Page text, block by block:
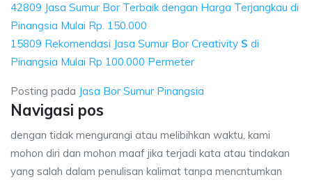
42809 Jasa Sumur Bor Terbaik dengan Harga Terjangkau di
Pinangsia Mulai Rp. 150.000
15809 Rekomendasi Jasa Sumur Bor Creativity S di
Pinangsia Mulai Rp 100.000 Permeter
Posting pada Jasa Bor Sumur Pinangsia
Navigasi pos
dengan tidak mengurangi atau melibihkan waktu, kami
mohon diri dan mohon maaf jika terjadi kata atau tindakan
yang salah dalam penulisan kalimat tanpa mencntumkan